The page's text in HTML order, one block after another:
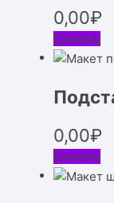
0,00₽
Скачать
0,00₽
Скачать